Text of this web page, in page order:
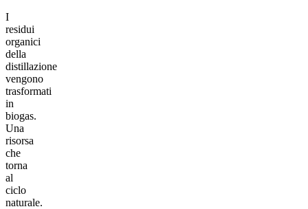
I
residui
organici
della
distillazione
vengono
trasformati
in
biogas.
Una
risorsa
che
torna
al
ciclo
naturale.